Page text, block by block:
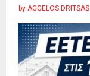
by AGGELOS DRITSAS